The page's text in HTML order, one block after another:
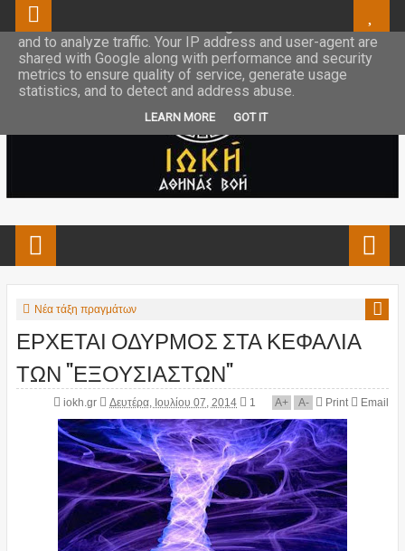
Νέα τάξη πραγμάτων
ΕΡΧΕΤΑΙ ΟΔΥΡΜΟΣ ΣΤΑ ΚΕΦΑΛΙΑ
ΤΩΝ "ΕΞΟΥΣΙΑΣΤΩΝ"
iokh.gr Δευτέρα, Ιουλίου 07, 2014 1 A+ A- Print Email
This site uses cookies from Google to deliver its services
and to analyze traffic. Your IP address and user-agent are
shared with Google along with performance and security
metrics to ensure quality of service, generate usage
statistics, and to detect and address abuse.
LEARN MORE GOT IT